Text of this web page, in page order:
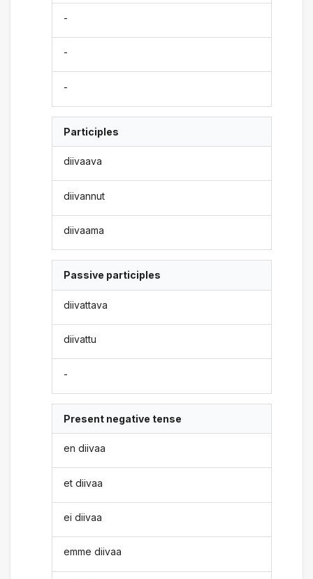
-
-
-
Participles
diivaava
diivannut
diivaama
Passive participles
diivattava
diivattu
-
Present negative tense
en diivaa
et diivaa
ei diivaa
emme diivaa